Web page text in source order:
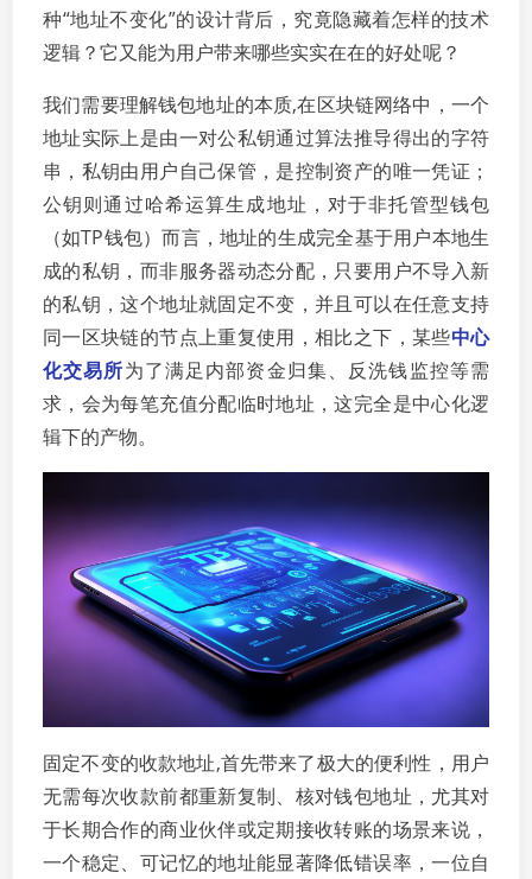
种“地址不变化”的设计背后，究竟隐藏着怎样的技术
逻辑？它又能为用户带来哪些实实在在的好处呢？
我们需要理解钱包地址的本质,在区块链网络中，一个
地址实际上是由一对公私钥通过算法推导得出的字符
串，私钥由用户自己保管，是控制资产的唯一凭证；
公钥则通过哈希运算生成地址，对于非托管型钱包
（如TP钱包）而言，地址的生成完全基于用户本地生
成的私钥，而非服务器动态分配，只要用户不导入新
的私钥，这个地址就固定不变，并且可以在任意支持
同一区块链的节点上重复使用，相比之下，某些中心
化交易所为了满足内部资金归集、反洗钱监控等需
求，会为每笔充值分配临时地址，这完全是中心化逻
辑下的产物。
固定不变的收款地址,首先带来了极大的便利性，用户
无需每次收款前都重新复制、核对钱包地址，尤其对
于长期合作的商业伙伴或定期接收转账的场景来说，
一个稳定、可记忆的地址能显著降低错误率，一位自